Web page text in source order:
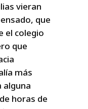
vieran
que
el colegio
que
más
alguna
horas de